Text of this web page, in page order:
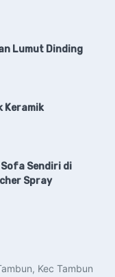
Lumut Dinding
Keramik
Sendiri di
Spray
Kec Tambun